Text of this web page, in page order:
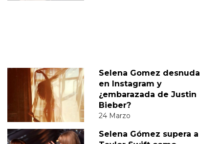
Selena Gomez desnuda
en Instagram y
¿embarazada de Justin
Bieber?
24 Marzo
Selena Gómez supera a